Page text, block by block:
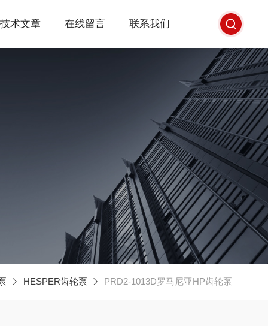
技术文章 在线留言 联系我们
HESPER齿轮泵 PRD2-1013D罗马尼亚HP齿轮泵